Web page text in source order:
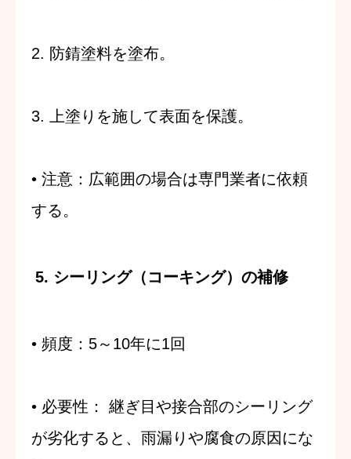
2. 防錆塗料を塗布。
3. 上塗りを施して表面を保護。
• 注意 ：広範囲の場合は専門業者に依頼
する。
5. シーリング（コーキング）の補修
• 頻度 ：5～10年に1回
• 必要性 ： 継ぎ目や接合部のシーリング
が劣化すると、雨漏りや腐食の原因にな